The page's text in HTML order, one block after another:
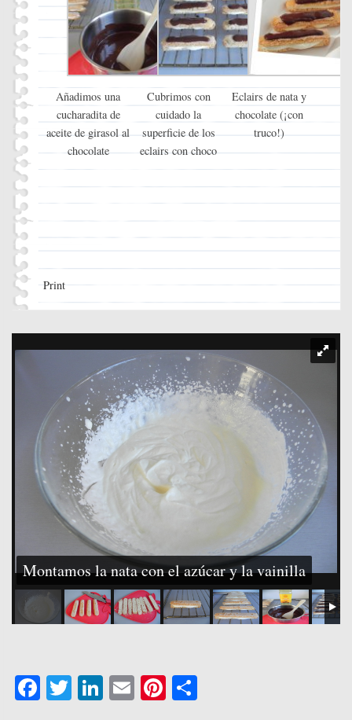
Añadimos una
cucharadita de
aceite de girasol al
chocolate
Cubrimos con
cuidado la
superficie de los
eclairs con choco
Eclairs de nata y
chocolate (¡con
truco!)
Print
Montamos la nata con el azúcar y la vainilla
Fa T Li E Pi